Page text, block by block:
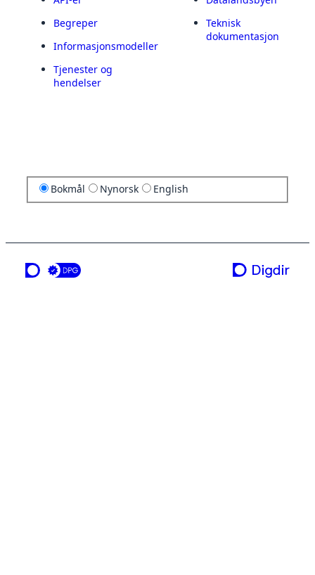
Begreper
Informasjonsmodeller
Tjenester og
hendelser
Teknisk
dokumentasjon
Bokmål Nynorsk English